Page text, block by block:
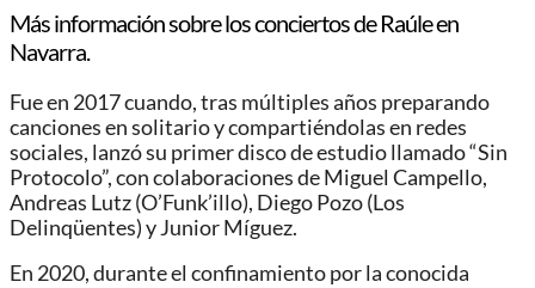
Más información sobre los conciertos de Raúle en
Navarra.
Fue en 2017 cuando, tras múltiples años preparando
canciones en solitario y compartiéndolas en redes
sociales, lanzó su primer disco de estudio llamado “Sin
Protocolo”, con colaboraciones de Miguel Campello,
Andreas Lutz (O’Funk’illo), Diego Pozo (Los
Delinqüentes) y Junior Míguez.
En 2020, durante el confinamiento por la conocida